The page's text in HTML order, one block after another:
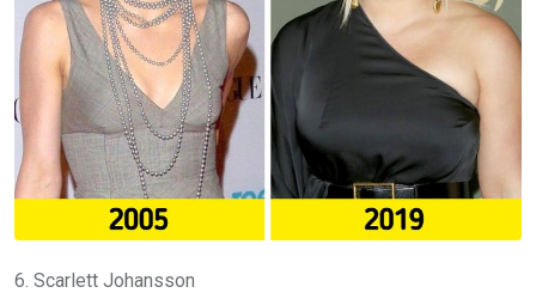
6. Scarlett Johansson